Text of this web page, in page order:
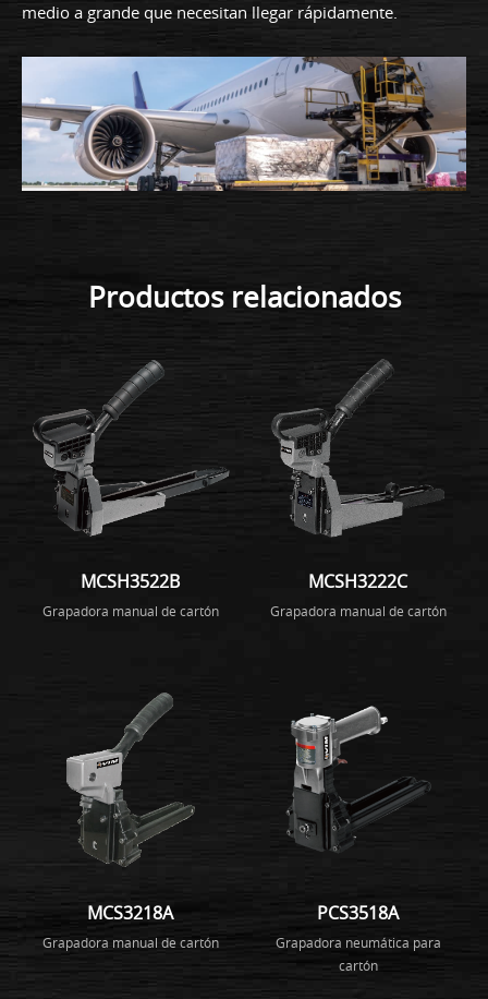
medio a grande que necesitan llegar rápidamente.
Productos relacionados
MCSH3522B
Grapadora manual de cartón
MCSH3222C
Grapadora manual de cartón
MCS3218A
Grapadora manual de cartón
PCS3518A
Grapadora neumática para
cartón